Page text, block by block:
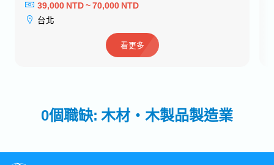
39,000 NTD ~ 70,000 NTD
台北
看更多
0個職缺: 木材・木製品製造業